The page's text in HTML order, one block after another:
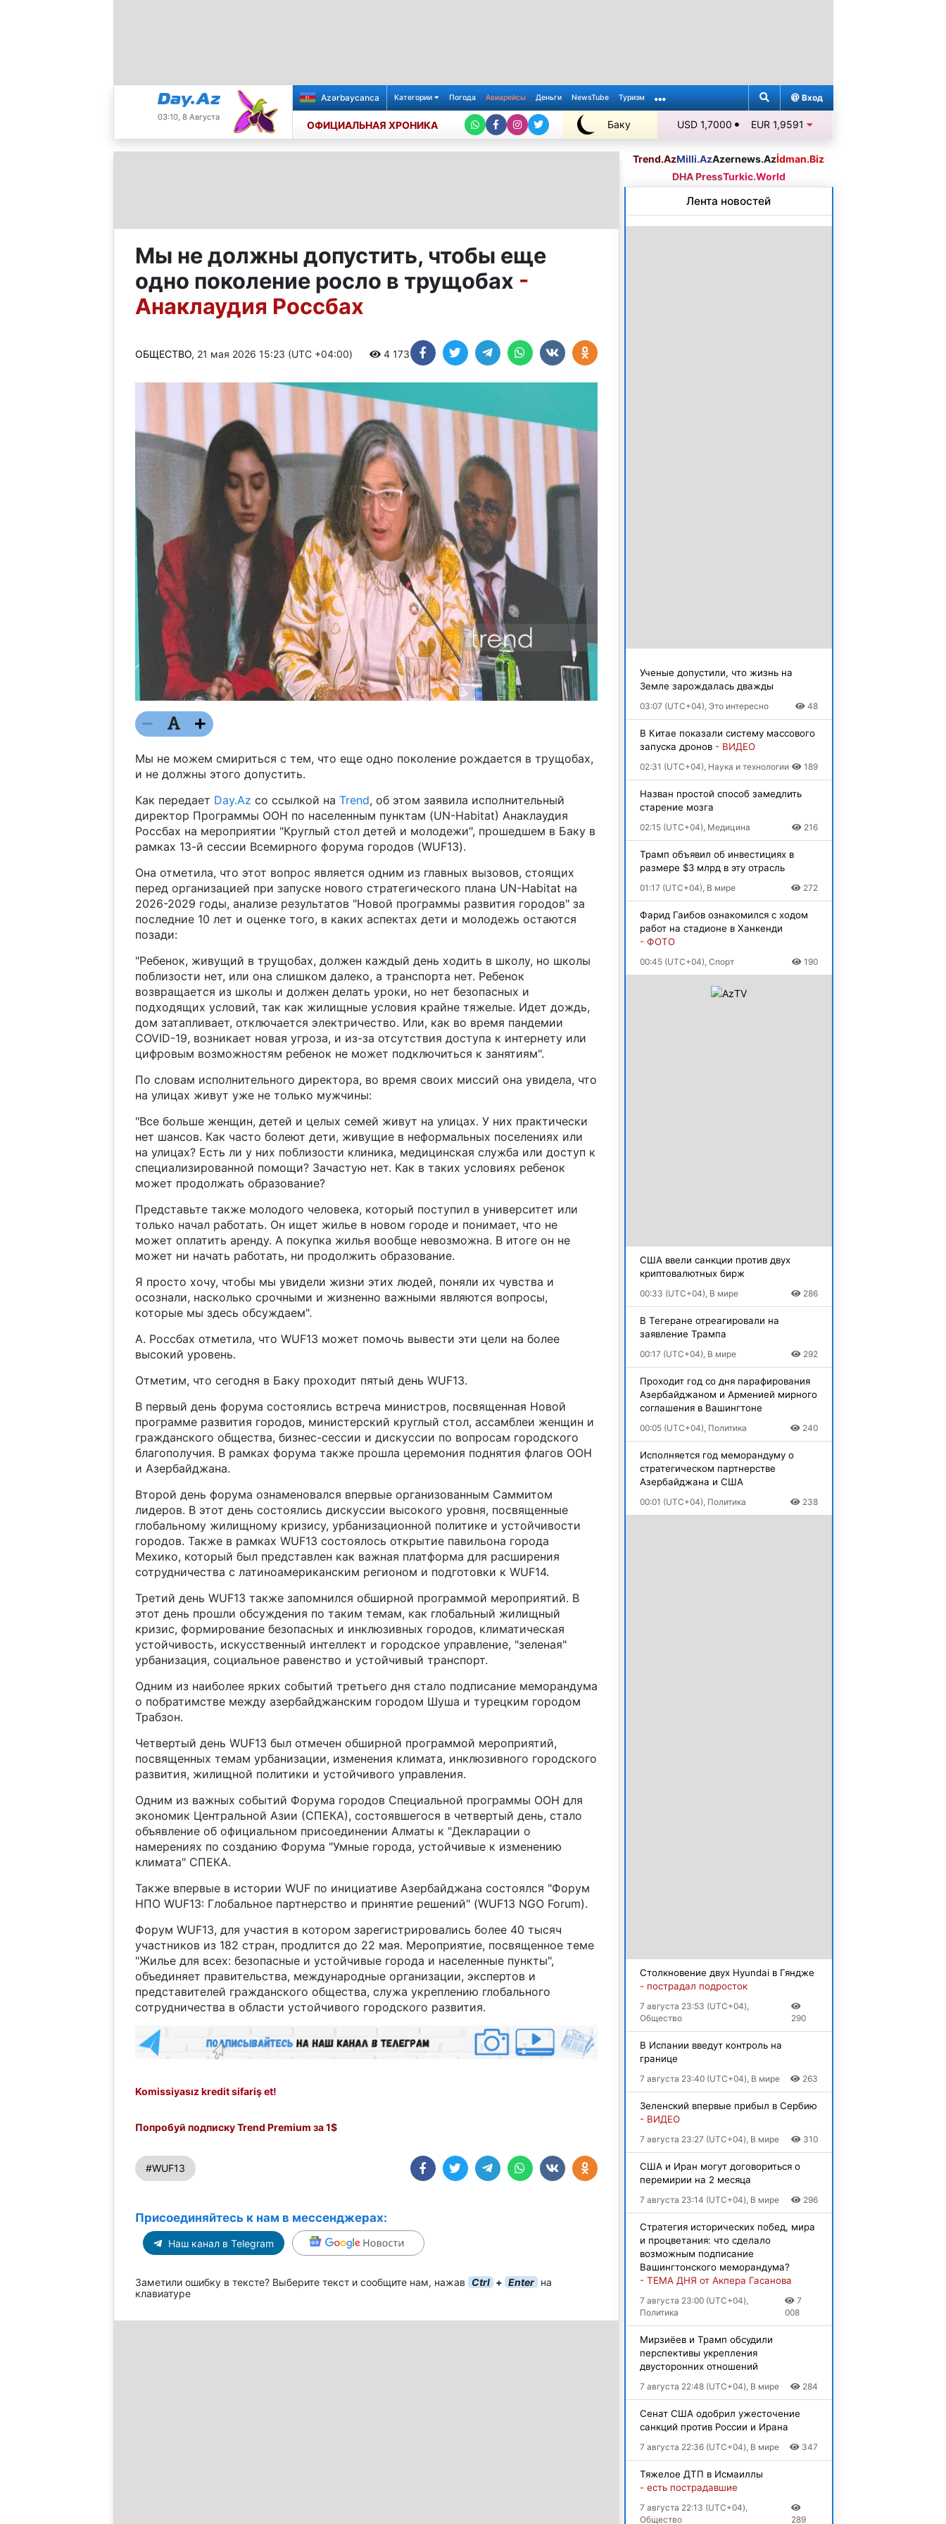
03:10, 8 Августа
Azərbaycanca Категории Погода Авиарейсы Деньги NewsTube Туризм Вход
ОФИЦИАЛЬНАЯ ХРОНИКА Баку
+25℃
USD 1,7000 EUR 1,9591
Мы не должны допустить, чтобы еще
одно поколение росло в трущобах -
Анаклаудия Россбах
ОБЩЕСТВО, 21 мая 2026 15:23 (UTC +04:00) 4 173
Мы не можем смириться с тем, что еще одно поколение рождается в трущобах,
и не должны этого допустить.
Как передает Day.Az со ссылкой на Trend, об этом заявила исполнительный
директор Программы ООН по населенным пунктам (UN-Habitat) Анаклаудия
Россбах на мероприятии "Круглый стол детей и молодежи", прошедшем в Баку в
рамках 13-й сессии Всемирного форума городов (WUF13).
Она отметила, что этот вопрос является одним из главных вызовов, стоящих
перед организацией при запуске нового стратегического плана UN-Habitat на
2026-2029 годы, анализе результатов "Новой программы развития городов" за
последние 10 лет и оценке того, в каких аспектах дети и молодежь остаются
позади:
"Ребенок, живущий в трущобах, должен каждый день ходить в школу, но школы
поблизости нет, или она слишком далеко, а транспорта нет. Ребенок
возвращается из школы и должен делать уроки, но нет безопасных и
подходящих условий, так как жилищные условия крайне тяжелые. Идет дождь,
дом затапливает, отключается электричество. Или, как во время пандемии
COVID-19, возникает новая угроза, и из-за отсутствия доступа к интернету или
цифровым возможностям ребенок не может подключиться к занятиям".
По словам исполнительного директора, во время своих миссий она увидела, что
на улицах живут уже не только мужчины:
"Все больше женщин, детей и целых семей живут на улицах. У них практически
нет шансов. Как часто болеют дети, живущие в неформальных поселениях или
на улицах? Есть ли у них поблизости клиника, медицинская служба или доступ к
специализированной помощи? Зачастую нет. Как в таких условиях ребенок
может продолжать образование?
Представьте также молодого человека, который поступил в университет или
только начал работать. Он ищет жилье в новом городе и понимает, что не
может оплатить аренду. А покупка жилья вообще невозможна. В итоге он не
может ни начать работать, ни продолжить образование.
Я просто хочу, чтобы мы увидели жизни этих людей, поняли их чувства и
осознали, насколько срочными и жизненно важными являются вопросы,
которые мы здесь обсуждаем".
А. Россбах отметила, что WUF13 может помочь вывести эти цели на более
высокий уровень.
Отметим, что сегодня в Баку проходит пятый день WUF13.
В первый день форума состоялись встреча министров, посвященная Новой
программе развития городов, министерский круглый стол, ассамблеи женщин и
гражданского общества, бизнес-сессии и дискуссии по вопросам городского
благополучия. В рамках форума также прошла церемония поднятия флагов ООН
и Азербайджана.
Второй день форума ознаменовался впервые организованным Саммитом
лидеров. В этот день состоялись дискуссии высокого уровня, посвященные
глобальному жилищному кризису, урбанизационной политике и устойчивости
городов. Также в рамках WUF13 состоялось открытие павильона города
Мехико, который был представлен как важная платформа для расширения
сотрудничества с латиноамериканским регионом и подготовки к WUF14.
Третий день WUF13 также запомнился обширной программой мероприятий. В
этот день прошли обсуждения по таким темам, как глобальный жилищный
кризис, формирование безопасных и инклюзивных городов, климатическая
устойчивость, искусственный интеллект и городское управление, "зеленая"
урбанизация, социальное равенство и устойчивый транспорт.
Одним из наиболее ярких событий третьего дня стало подписание меморандума
о побратимстве между азербайджанским городом Шуша и турецким городом
Трабзон.
Четвертый день WUF13 был отмечен обширной программой мероприятий,
посвященных темам урбанизации, изменения климата, инклюзивного городского
развития, жилищной политики и устойчивого управления.
Одним из важных событий Форума городов Специальной программы ООН для
экономик Центральной Азии (СПЕКА), состоявшегося в четвертый день, стало
объявление об официальном присоединении Алматы к "Декларации о
намерениях по созданию Форума "Умные города, устойчивые к изменению
климата" СПЕКА.
Также впервые в истории WUF по инициативе Азербайджана состоялся "Форум
НПО WUF13: Глобальное партнерство и принятие решений" (WUF13 NGO Forum).
Форум WUF13, для участия в котором зарегистрировались более 40 тысяч
участников из 182 стран, продлится до 22 мая. Мероприятие, посвященное теме
"Жилье для всех: безопасные и устойчивые города и населенные пункты",
объединяет правительства, международные организации, экспертов и
представителей гражданского общества, служа укреплению глобального
сотрудничества в области устойчивого городского развития.
Komissiyasız kredit sifariş et!
Попробуй подписку Trend Premium за 1$
#WUF13
Присоединяйтесь к нам в мессенджерах:
Наш канал в Telegram
Заметили ошибку в тексте? Выберите текст и сообщите нам, нажав Ctrl + Enter на
клавиатуре
Trend.AzMilli.AzAzernews.Azİdman.Biz
DHA PressTurkic.World
Лента новостей
Ученые допустили, что жизнь на
Земле зарождалась дважды
03:07 (UTC+04), Это интересно 48
В Китае показали систему массового
запуска дронов - ВИДЕО
02:31 (UTC+04), Наука и технологии 189
Назван простой способ замедлить
старение мозга
02:15 (UTC+04), Медицина 216
Трамп объявил об инвестициях в
размере $3 млрд в эту отрасль
01:17 (UTC+04), В мире 272
Фарид Гаибов ознакомился с ходом
работ на стадионе в Ханкенди
- ФОТО
00:45 (UTC+04), Спорт 190
США ввели санкции против двух
криптовалютных бирж
00:33 (UTC+04), В мире 286
В Тегеране отреагировали на
заявление Трампа
00:17 (UTC+04), В мире 292
Проходит год со дня парафирования
Азербайджаном и Арменией мирного
соглашения в Вашингтоне
00:05 (UTC+04), Политика 240
Исполняется год меморандуму о
стратегическом партнерстве
Азербайджана и США
00:01 (UTC+04), Политика 238
Столкновение двух Hyundai в Гяндже
- пострадал подросток
7 августа 23:53 (UTC+04),
Общество
290
В Испании введут контроль на
границе
7 августа 23:40 (UTC+04), В мире 263
Зеленский впервые прибыл в Сербию
- ВИДЕО
7 августа 23:27 (UTC+04), В мире 310
США и Иран могут договориться о
перемирии на 2 месяца
7 августа 23:14 (UTC+04), В мире 296
Стратегия исторических побед, мира
и процветания: что сделало
возможным подписание
Вашингтонского меморандума?
- ТЕМА ДНЯ от Акпера Гасанова
7 августа 23:00 (UTC+04),
Политика
7
008
Мирзиёев и Трамп обсудили
перспективы укрепления
двусторонних отношений
7 августа 22:48 (UTC+04), В мире 284
Сенат США одобрил ужесточение
санкций против России и Ирана
7 августа 22:36 (UTC+04), В мире 347
Тяжелое ДТП в Исмаиллы
- есть пострадавшие
7 августа 22:13 (UTC+04),
Общество
289